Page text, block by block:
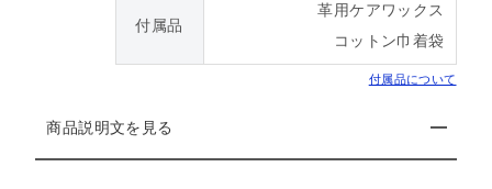
付属品
革用ケアワックス
コットン巾着袋
付属品について
商品説明文を見る